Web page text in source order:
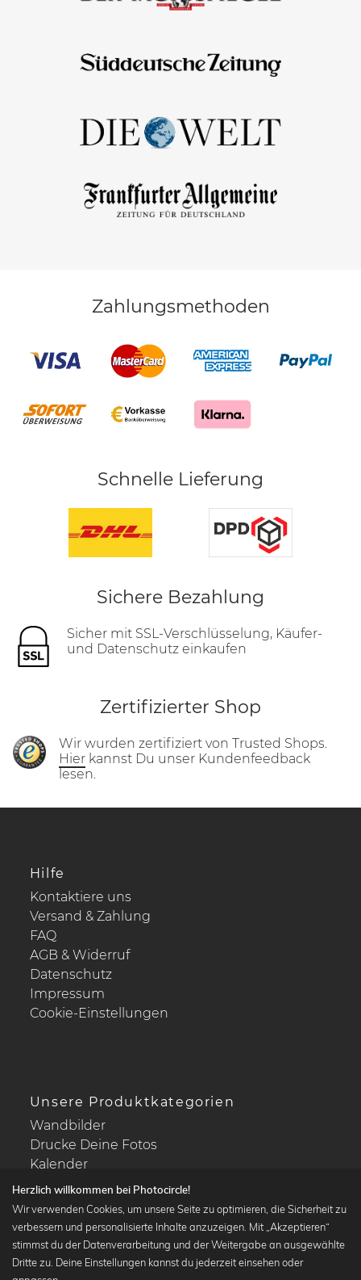
Zahlungsmethoden
Schnelle Lieferung
Sichere Bezahlung
Sicher mit SSL-Verschlüsselung, Käufer-
und Datenschutz einkaufen
Zertifizierter Shop
Wir wurden zertifiziert von Trusted Shops.
Hier kannst Du unser Kundenfeedback
lesen.
Hilfe
Kontaktiere uns
Versand & Zahlung
FAQ
AGB & Widerruf
Datenschutz
Impressum
Cookie-Einstellungen
Unsere Produktkategorien
Wandbilder
Drucke Deine Fotos
Kalender
Beliebte Kollektionen
Wandbilder in schwarz-weiß
Herzlich willkommen bei Photocircle!
Wir verwenden Cookies, um unsere Seite zu optimieren, die Sicherheit zu
verbessern und personalisierte Inhalte anzuzeigen. Mit „Akzeptieren“
stimmst du der Datenverarbeitung und der Weitergabe an ausgewählte
Dritte zu. Deine Einstellungen kannst du jederzeit einsehen oder